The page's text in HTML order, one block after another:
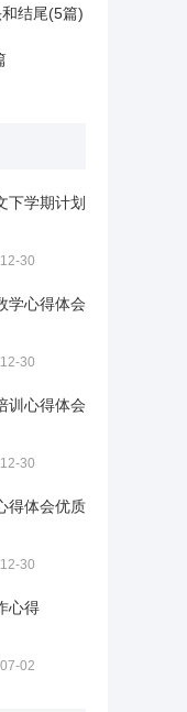
结尾(5篇)
下学期计划
12-30
学心得体会
12-30
训心得体会
12-30
得体会优质
12-30
心得
07-02